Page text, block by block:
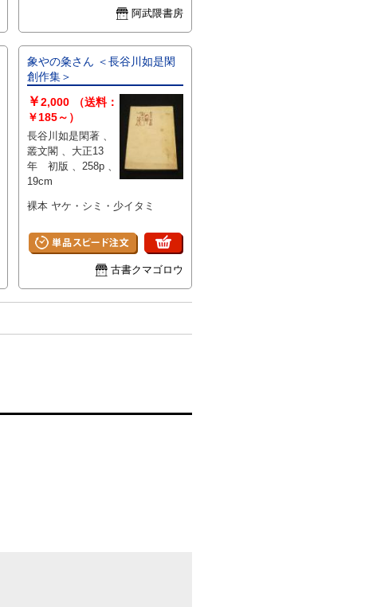
阿武隈書房
象やの粂さん ＜長谷川如是閑
創作集＞
￥2,000
（送料：
￥185～）
長谷川如是閑著 、
叢文閣 、大正13
年 初版 、258p 、
19cm
裸本 ヤケ・シミ・少イタミ
古書クマゴロウ